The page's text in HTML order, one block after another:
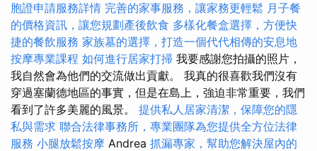
胞證申請服務詳情 完善的家事服務，讓家務更輕鬆 月子餐
的價格資訊，讓您規劃產後飲食 多樣化餐盒選擇，方便快
捷的餐飲服務 家族墓的選擇，打造一個代代相傳的安息地
按摩專業課程 如何進行居家打掃 我要感謝您拍攝的照片，
我自然會為他們的交流做出貢獻。 我真的很喜歡我們沒有
穿過塞蘭德地區的事實，但是在島上，強迫非常重要，我們
看到了許多美麗的風景。 提供私人居家清潔，保障您的隱
私與需求 聯合法律事務所，專業團隊為您提供全方位法律
服務 小腿放鬆按摩 Andrea 抓漏專家，幫助您解決屋內的